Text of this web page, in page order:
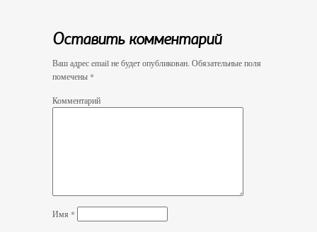
Оставить комментарий
Ваш адрес email не будет опубликован. Обязательные поля
помечены *
Комментарий
Имя *